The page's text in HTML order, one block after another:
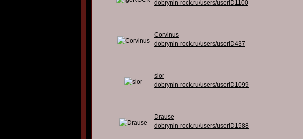
dobrynin-rock.ru/users/userID1100
Corvinus
dobrynin-rock.ru/users/userID437
sior
dobrynin-rock.ru/users/userID1099
Drause
dobrynin-rock.ru/users/userID1588